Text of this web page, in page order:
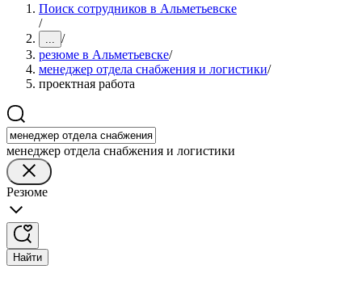
Поиск сотрудников в Альметьевске
/
... /
резюме в Альметьевске/
менеджер отдела снабжения и логистики/
проектная работа
менеджер отдела снабжения и логистики
Резюме
Найти